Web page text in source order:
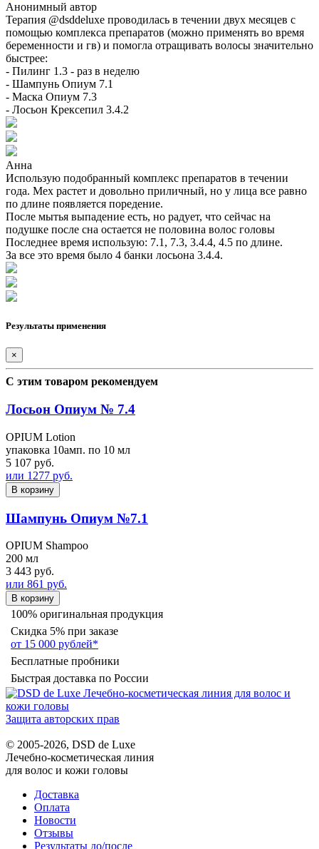
Анонимный автор
Терапия @dsddeluxe проводилась в течении двух месяцев с
помощью комплекса препаратов (можно применять во время
беременности и гв) и помогла отращивать волосы значительно
быстрее:
- Пилинг 1.3 - раз в неделю
- Шампунь Опиум 7.1
- Маска Опиум 7.3
- Лосьон Крексепил 3.4.2
Анна
Использую подобранный комплекс препаратов в течении
года. Мех растет и довольно приличный, но у лица все равно
по длине появляется поредение.
После мытья выпадение есть, но радует, что сейчас на
подушке после сна остается не половина волос головы
Последнее время использую: 7.1, 7.3, 3.4.4, 4.5 по длине.
За все это время было 4 банки лосьона 3.4.4.
Результаты применения
×
С этим товаром рекомендуем
Лосьон Опиум № 7.4
OPIUM Lotion
упаковка 10амп. по 10 мл
5 107 руб.
или 1277 руб.
В корзину
Шампунь Опиум №7.1
OPIUM Shampoo
200 мл
3 443 руб.
или 861 руб.
В корзину
100% оригинальная продукция
Скидка 5% при заказе
от 15 000 рублей*
Бесплатные пробники
Быстрая доставка по России
Защита авторских прав
© 2005-2026, DSD de Luxe
Лечебно-косметическая линия
для волос и кожи головы
Доставка
Оплата
Новости
Отзывы
Результаты до/после